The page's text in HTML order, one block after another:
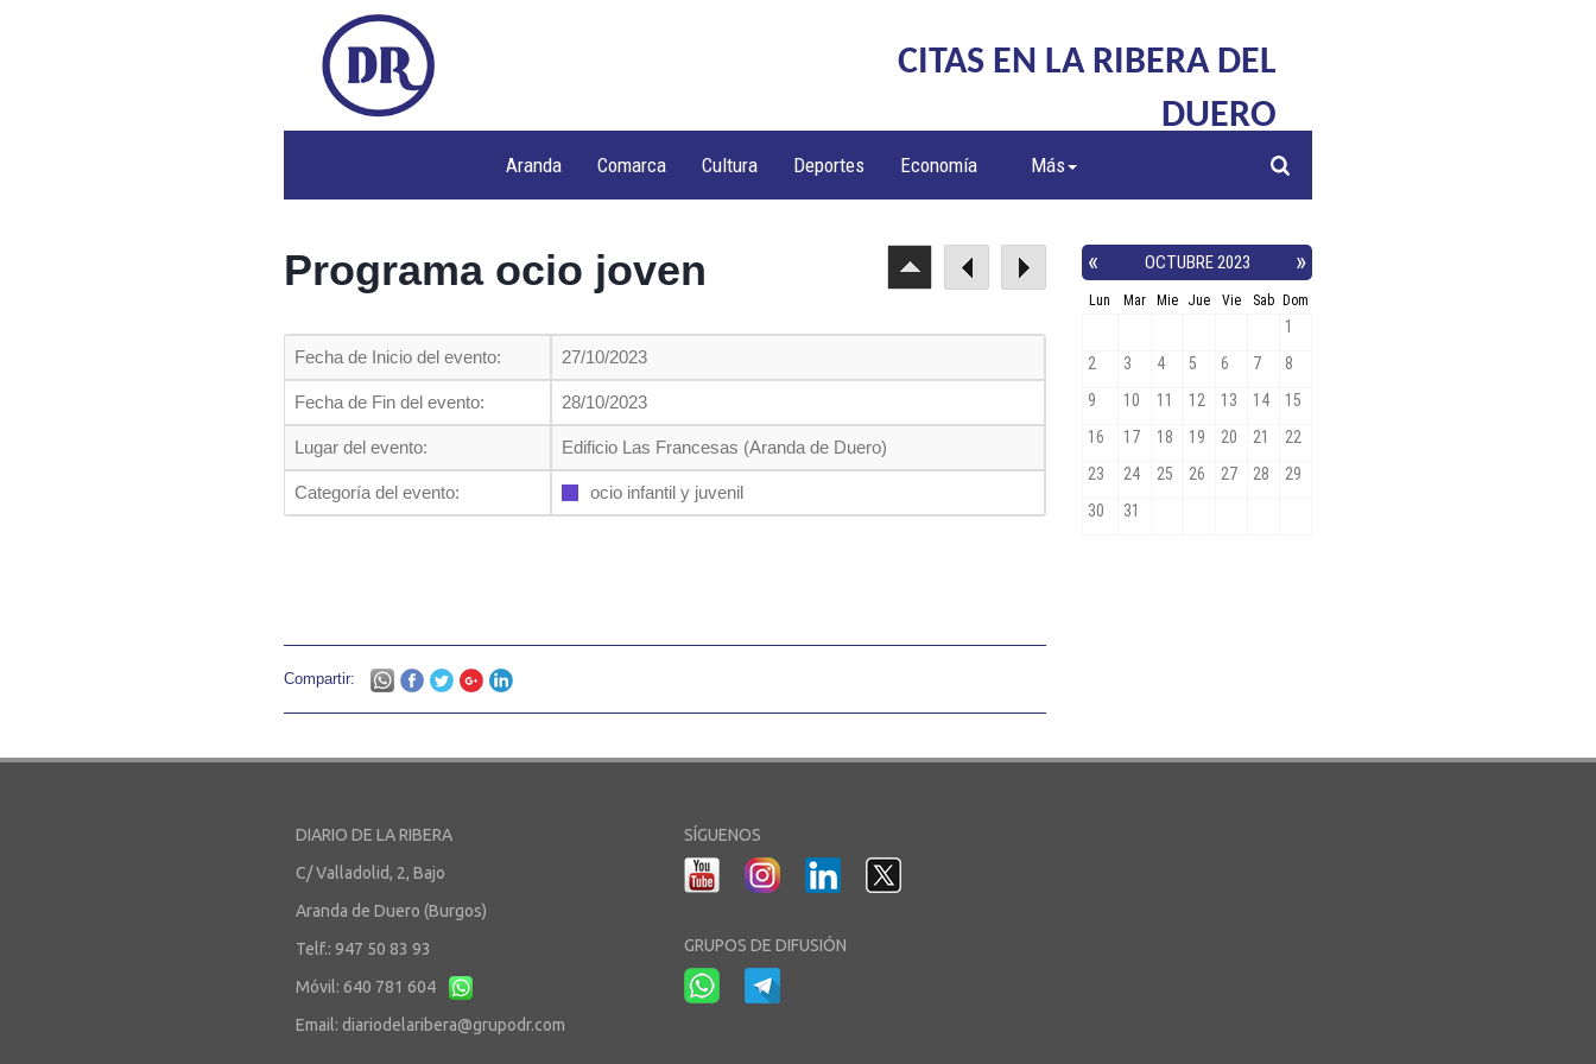
CITAS EN LA RIBERA DEL
DUERO
Aranda Comarca Cultura Deportes Economía Más
Programa ocio joven
Fecha de Inicio del evento: 27/10/2023
Fecha de Fin del evento: 28/10/2023
Lugar del evento: Edificio Las Francesas (Aranda de Duero)
Categoría del evento: ocio infantil y juvenil
Compartir:
DIARIO DE LA RIBERA
C/ Valladolid, 2, Bajo
Aranda de Duero (Burgos)
Telf.: 947 50 83 93
Móvil: 640 781 604
Email: diariodelaribera@grupodr.com
SÍGUENOS
GRUPOS DE DIFUSIÓN